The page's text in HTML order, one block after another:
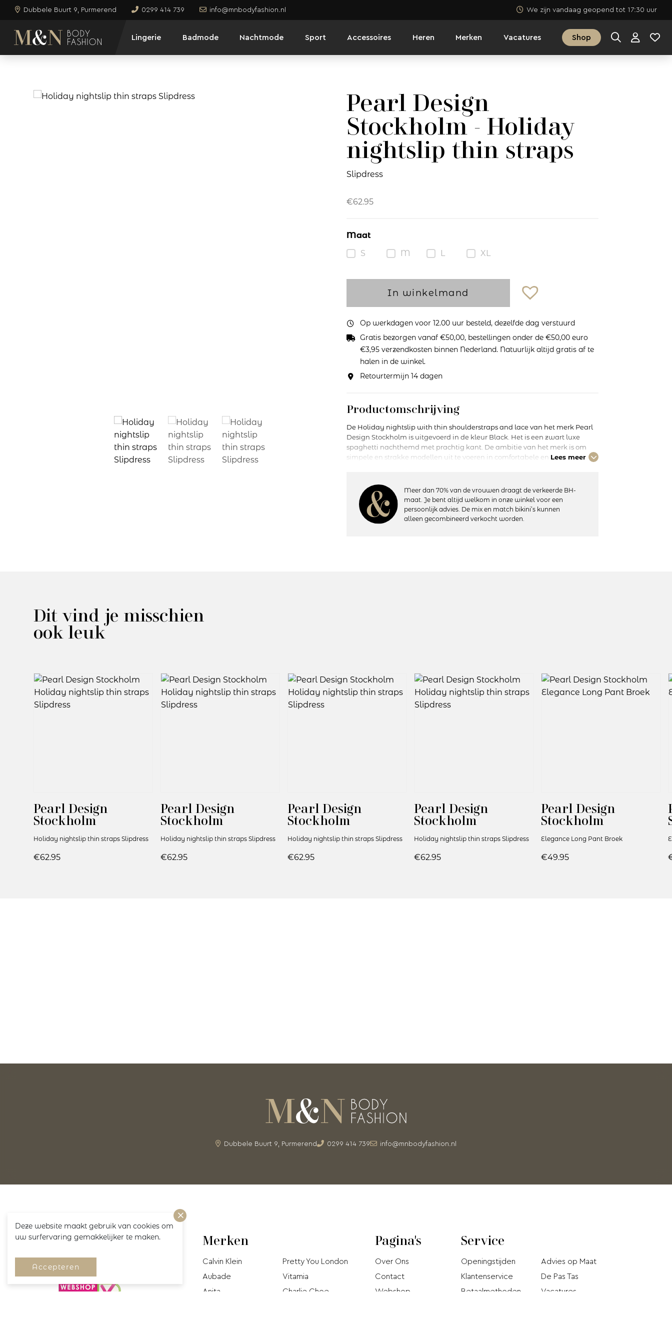
Deze website maakt gebruik van cookies om
uw surfervaring gemakkelijker te maken.
Accepteren
Dubbele Buurt 9, Purmerend 0299 414 739 info@mnbodyfashion.nl We zijn vandaag geopend tot 17:30 uur
Lingerie Badmode Nachtmode Sport Accessoires Heren Merken Vacatures Shop
Pearl Design
Stockholm - Holiday
nightslip thin straps
Slipdress
€62.95
Maat
S
M L XL
In winkelmand
Op werkdagen voor 12.00 uur besteld, dezelfde dag verstuurd
Gratis bezorgen vanaf €50,00, bestellingen onder de €50,00 euro
€3,95 verzendkosten binnen Nederland. Natuurlijk altijd gratis af te
halen in de winkel.
Retourtermijn 14 dagen
Productomschrijving
De Holiday nightslip with thin shoulderstraps and lace van het merk Pearl
Design Stockholm is uitgevoerd in de kleur Black. Het is een zwart luxe
spaghetti nachthemd met prachtig kant. De ambitie van het merk is om
simpele en strakke modellen uit te voeren in comfortabele en
kimono uit de Pearl collectie.
Details:
– Spaghetti schouderbandjes
Lees meer
Meer dan 70% van de vrouwen draagt de verkeerde BH-
maat. Je bent altijd welkom in onze winkel voor een
persoonlijk advies. De mix en match bikini’s kunnen
alleen gecombineerd verkocht worden.
Dit vind je misschien
ook leuk
Pearl Design
Stockholm
Holiday nightslip thin straps Slipdress
€62.95
Pearl Design
Stockholm
Holiday nightslip thin straps Slipdress
€62.95
Pearl Design
Stockholm
Holiday nightslip thin straps Slipdress
€62.95
Pearl Design
Stockholm
Holiday nightslip thin straps Slipdress
€62.95
Pearl Design
Stockholm
Elegance Long Pant Broek
€49.95
Dubbele Buurt 9, Purmerend 0299 414 739 info@mnbodyfashion.nl
Volg ons! Merken
Calvin Klein
Aubade
Anita
Pretty You London
Vitamia
Charlie Choe
Pagina's
Over Ons
Contact
Webshop
Service
Openingstijden
Klantenservice
Betaalmethoden
Advies op Maat
De Pas Tas
Vacatures